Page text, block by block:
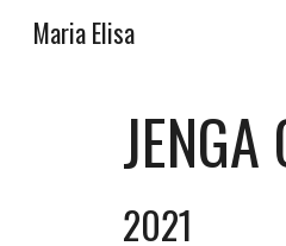
Maria Elisa
JENGA
2021